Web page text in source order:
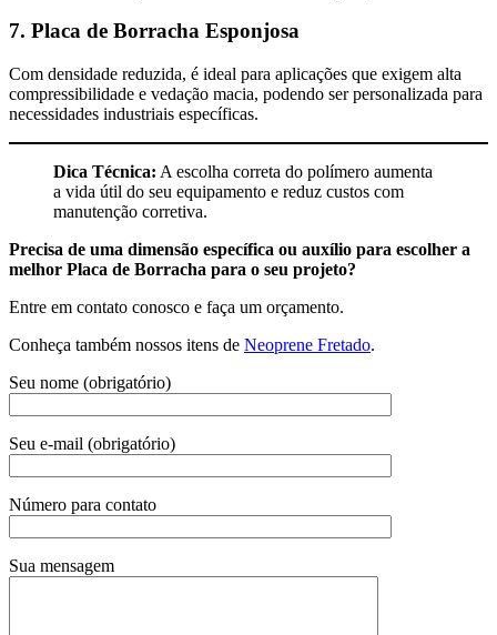
7. Placa de Borracha Esponjosa
Com densidade reduzida, é ideal para aplicações que exigem alta
compressibilidade e vedação macia, podendo ser personalizada para
necessidades industriais específicas.
Dica Técnica: A escolha correta do polímero aumenta
a vida útil do seu equipamento e reduz custos com
manutenção corretiva.
Precisa de uma dimensão específica ou auxílio para escolher a
melhor Placa de Borracha para o seu projeto?
Entre em contato conosco e faça um orçamento.
Conheça também nossos itens de Neoprene Fretado.
Seu nome (obrigatório)
Seu e-mail (obrigatório)
Número para contato
Sua mensagem